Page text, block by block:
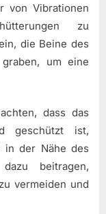
von Vibrationen
zu
die Beine des
um eine
dass das
geschützt ist,
in der Nähe des
beitragen,
vermeiden und